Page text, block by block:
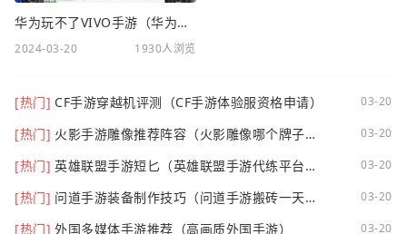
华为玩不了VIVO手游（华为玩不了VIVO手游怎么办）
2024-03-20 1930人浏览
[热门]